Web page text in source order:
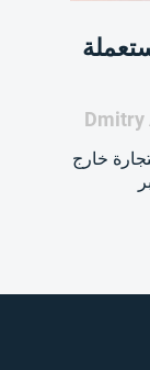
خارج